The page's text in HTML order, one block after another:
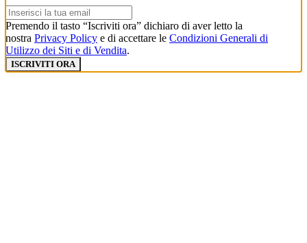
Premendo il tasto “Iscriviti ora” dichiaro di aver letto la
nostra Privacy Policy e di accettare le Condizioni Generali di
Utilizzo dei Siti e di Vendita.
ISCRIVITI ORA